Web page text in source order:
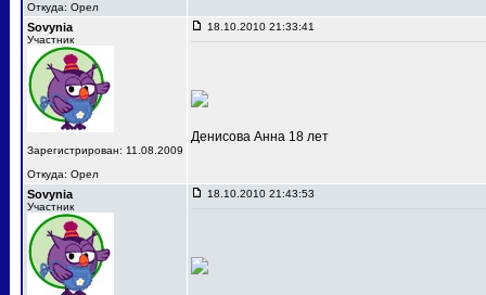
Откуда: Орел
Sovynia
Участник
Зарегистрирован: 11.08.2009
Откуда: Орел
18.10.2010 21:33:41
Денисова Анна 18 лет
Sovynia
Участник
18.10.2010 21:43:53